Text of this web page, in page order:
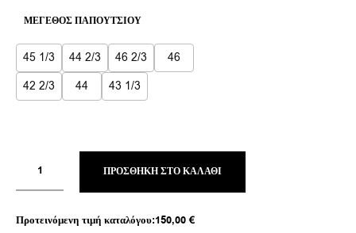
ΜΈΓΕΘΟΣ ΠΑΠΟΥΤΣΙΟΎ
45 1/3 44 2/3 46 2/3
46
42 2/3
44 43 1/3
ΠΡΟΣΘΉΚΗ ΣΤΟ ΚΑΛΆΘΙ
Προτεινόμενη τιμή καταλόγου:150,00€